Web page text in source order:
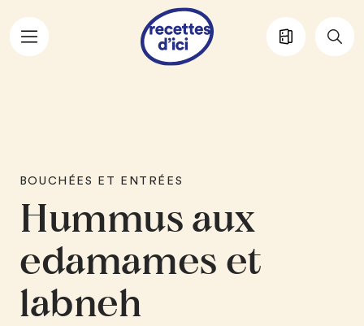
Aller au contenu principal
BOUCHÉES ET ENTRÉES
Hummus aux
edamames et
labneh